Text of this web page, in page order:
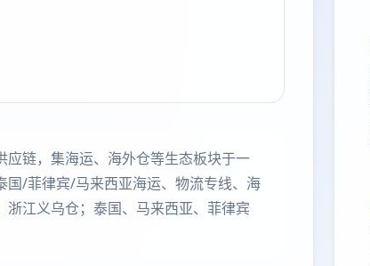
链，集海运、海外仓等生态板块于一
国/菲律宾/马来西亚海运、物流专线、海
江义乌仓；泰国、马来西亚、菲律宾